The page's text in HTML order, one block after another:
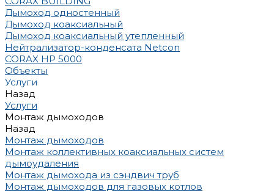
Дымоход одностенный
Дымоход коаксиальный
Дымоход коаксиальный утепленный
Нейтрализатор-конденсата Netcon
CORAX HP 5000
Объекты
Услуги
Назад
Услуги
Монтаж дымоходов
Назад
Монтаж дымоходов
Монтаж коллективных коаксиальных систем
дымоудаления
Монтаж дымохода из сэндвич труб
Монтаж дымоходов для газовых котлов